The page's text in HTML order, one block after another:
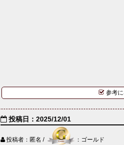
参考
投稿日：2025/12/01
投稿者：匿名 /
：ゴールド